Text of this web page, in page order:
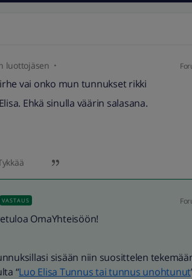
luottojäsen
vai onko mun tunnukset rikki
Ehkä sinulla väärin salasana.
VASTAUS
OmaYhteisöön!
sisään niin suosittelen
“Luo Elisa Tunnus tai tunnus unohtunut